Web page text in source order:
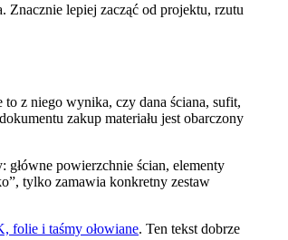
Znacznie lepiej zacząć od projektu, rzutu
z niego wynika, czy dana ściana, sufit,
zakup materiału jest obarczony
powierzchnie ścian, elementy
tylko zamawia konkretny zestaw
folie i taśmy ołowiane. Ten tekst dobrze